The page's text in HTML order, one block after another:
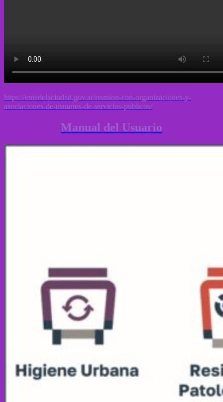
https://entedelaciudad.gov.ar/reunion-con-organizaciones-y-
asociaciones-de-usuarios-de-servicios-publicos/
Manual del Usuario